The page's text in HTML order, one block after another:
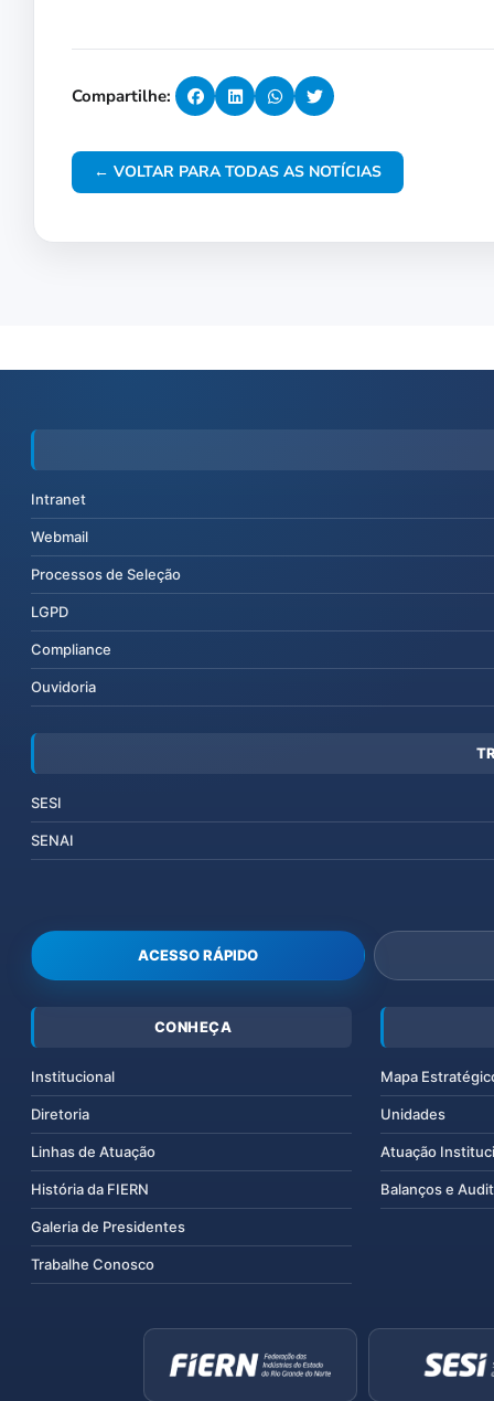
Compartilhe:
← VOLTAR PARA TODAS AS NOTÍCIAS
Intranet
Webmail
Processos de Seleção
LGPD
Compliance
Ouvidoria
SESI
SENAI
ACESSO RÁPIDO
CONHEÇA
Institucional
Diretoria
Linhas de Atuação
História da FIERN
Galeria de Presidentes
Trabalhe Conosco
Mapa
Unidades
Atuação
Balanços e